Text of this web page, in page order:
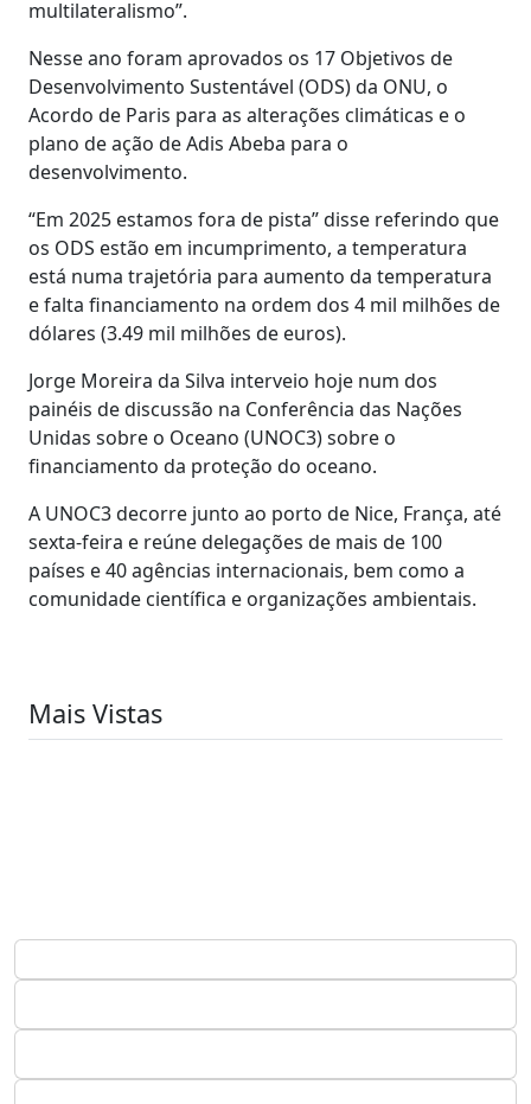
multilateralismo”.
Nesse ano foram aprovados os 17 Objetivos de
Desenvolvimento Sustentável (ODS) da ONU, o
Acordo de Paris para as alterações climáticas e o
plano de ação de Adis Abeba para o
desenvolvimento.
“Em 2025 estamos fora de pista” disse referindo que
os ODS estão em incumprimento, a temperatura
está numa trajetória para aumento da temperatura
e falta financiamento na ordem dos 4 mil milhões de
dólares (3.49 mil milhões de euros).
Jorge Moreira da Silva interveio hoje num dos
painéis de discussão na Conferência das Nações
Unidas sobre o Oceano (UNOC3) sobre o
financiamento da proteção do oceano.
A UNOC3 decorre junto ao porto de Nice, França, até
sexta-feira e reúne delegações de mais de 100
países e 40 agências internacionais, bem como a
comunidade científica e organizações ambientais.
Mais Vistas